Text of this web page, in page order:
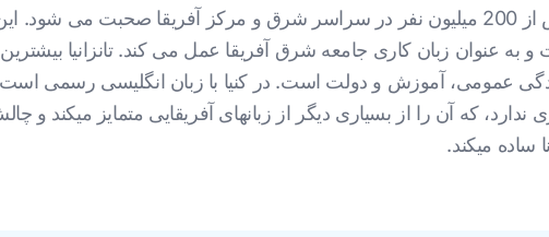
سواحیلی توسط بیش از 200 میلیون نفر در سراسر شرق و مرکز آفریقا صحبت می
به عنوان زبان کاری جامعه شرق آفریقا عمل می کند. تانزانیا
عمومی، آموزش و دولت است. در کنیا با زبان انگلیسی رسمی
که آن را از بسیاری دیگر از زبانهای آفریقایی متمایز میکند و
ساده میکند.